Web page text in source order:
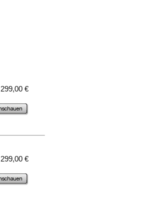
299,00 €
299,00 €